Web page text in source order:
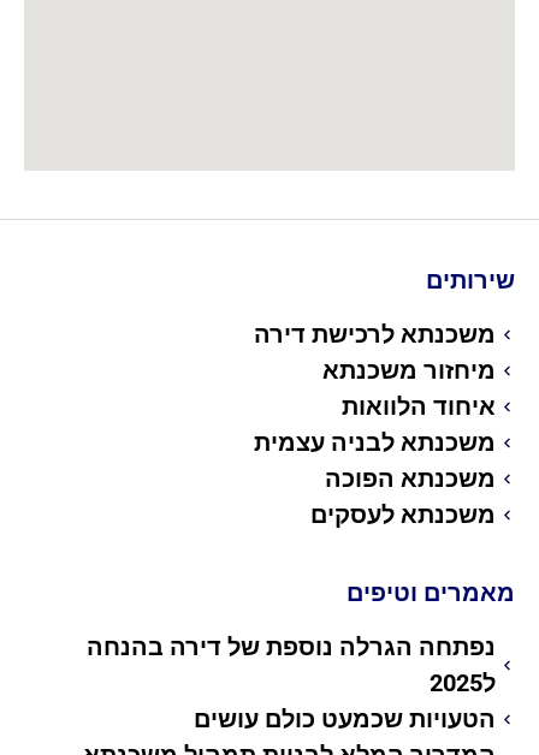
שירותים
משכנתא לרכישת דירה
מיחזור משכנתא
איחוד הלוואות
משכנתא לבניה עצמית
משכנתא הפוכה
משכנתא לעסקים
מאמרים וטיפים
נפתחה הגרלה נוספת של דירה בהנחה
ל2025
הטעויות שכמעט כולם עושים